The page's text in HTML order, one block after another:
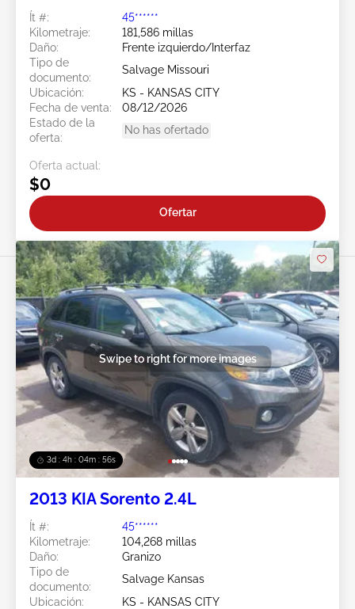
Ít #:
45******
Kilometraje:
181,586 millas
Daño:
Frente izquierdo/Interfaz
Tipo de
documento:
Salvage Missouri
Ubicación:
KS - KANSAS CITY
Fecha de venta:
08/12/2026
Estado de la
oferta:
No has ofertado
Oferta actual:
$0
Ofertar
3d : 4h : 04m : 53s
Swipe to right for more images
2013 KIA Sorento 2.4L
Ít #:
45******
Kilometraje:
104,268 millas
Daño:
Granizo
Tipo de
documento:
Salvage Kansas
Ubicación:
KS - KANSAS CITY